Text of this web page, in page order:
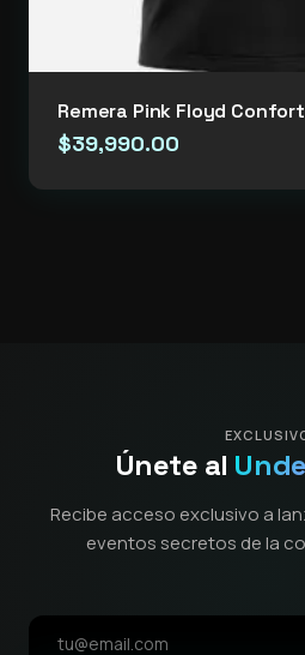
Remera Pink Floyd
$39,990.00
Únete al
Recibe acceso exclusivo a
eventos secretos de la